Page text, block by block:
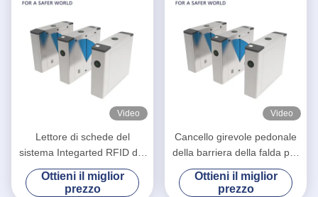
Video
Lettore di schede del
sistema Integarted RFID del
controllo di accesso del
portone della barriera della
Ottieni il miglior
prezzo
Video
Cancello girevole pedonale
della barriera della falda per
gestione della sicurezza
dell'interno ed all'aperto
Ottieni il miglior
prezzo